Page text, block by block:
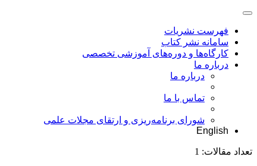
فهرست نشریات
سامانه نشر کتاب
کارگاه‌ها و دوره‌های آموزشی تخصصی
درباره ما
درباره ما
تماس با ما
شورای برنامه‌ریزی و ارتقای مجلات علمی
English
تعداد مقالات: 1